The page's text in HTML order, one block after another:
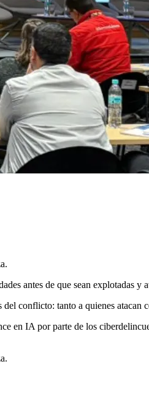
antes de que sean explotadas y
conflicto: tanto a quienes atacan
en IA por parte de los